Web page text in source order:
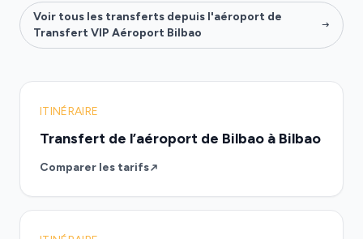
Voir tous les transferts depuis l'aéroport de
Transfert VIP Aéroport Bilbao
ITINÉRAIRE
Transfert de l’aéroport de Bilbao à Bilbao
Comparer les tarifs